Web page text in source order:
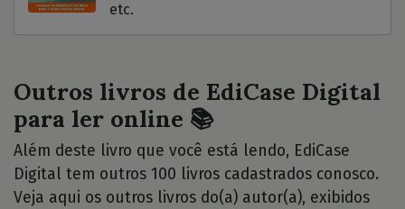
etc.
Outros livros de EdiCase Digital
para ler online 📚
Além deste livro que você está lendo, EdiCase
Digital tem outros 100 livros cadastrados conosco.
Veja aqui os outros livros do(a) autor(a), exibidos